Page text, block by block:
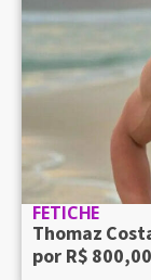
FETICHE
Thomaz
por R$ 800,00